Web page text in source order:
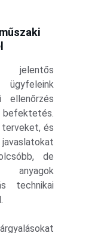
jelentős
ellenőrzés
befektetés.
és
de
anyagok
technikai